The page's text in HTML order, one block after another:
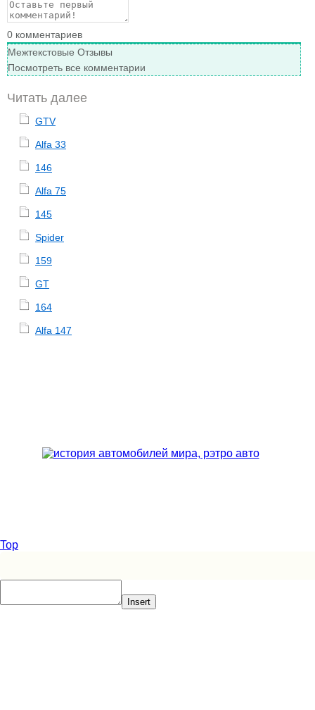
0 комментариев
Межтекстовые Отзывы
Посмотреть все комментарии
Читать далее
GTV
Alfa 33
146
Alfa 75
145
Spider
159
GT
164
Alfa 147
Top
Insert